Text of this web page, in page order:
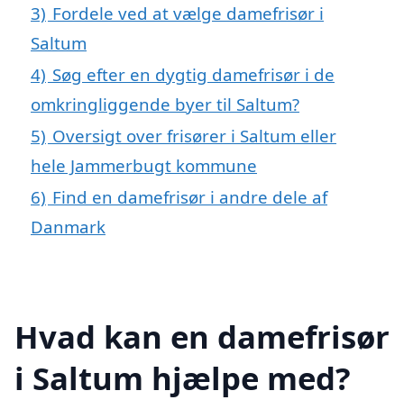
3) Fordele ved at vælge damefrisør i
Saltum
4) Søg efter en dygtig damefrisør i de
omkringliggende byer til Saltum?
5) Oversigt over frisører i Saltum eller
hele Jammerbugt kommune
6) Find en damefrisør i andre dele af
Danmark
Hvad kan en damefrisør
i Saltum hjælpe med?